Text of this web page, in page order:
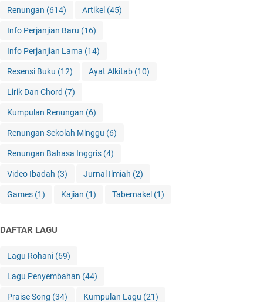
Renungan (614) Artikel (45)
Info Perjanjian Baru (16)
Info Perjanjian Lama (14)
Resensi Buku (12) Ayat Alkitab (10)
Lirik Dan Chord (7)
Kumpulan Renungan (6)
Renungan Sekolah Minggu (6)
Renungan Bahasa Inggris (4)
Video Ibadah (3) Jurnal Ilmiah (2)
Games (1) Kajian (1) Tabernakel (1)
DAFTAR LAGU
Lagu Rohani (69)
Lagu Penyembahan (44)
Praise Song (34) Kumpulan Lagu (21)